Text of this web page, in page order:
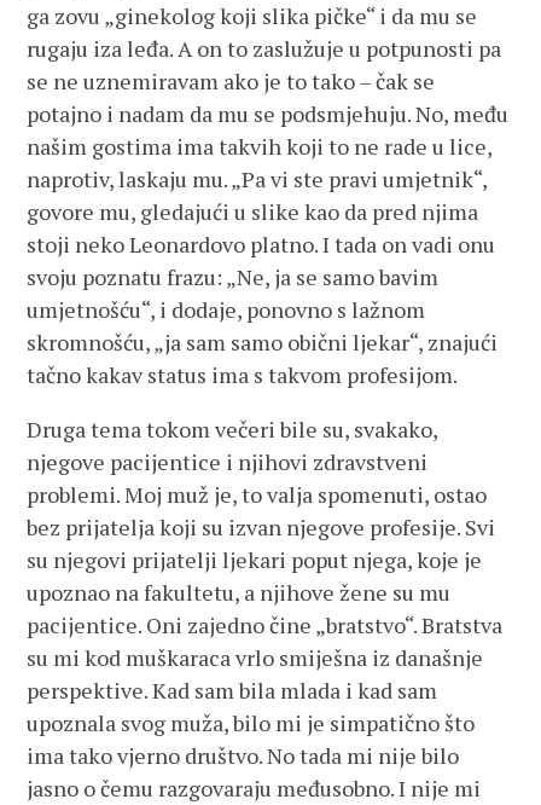
ga zovu „ginekolog koji slika pičke“ i da mu se
rugaju iza leđa. A on to zaslužuje u potpunosti pa
se ne uznemiravam ako je to tako – čak se
potajno i nadam da mu se podsmjehuju. No, među
našim gostima ima takvih koji to ne rade u lice,
naprotiv, laskaju mu. „Pa vi ste pravi umjetnik“,
govore mu, gledajući u slike kao da pred njima
stoji neko Leonardovo platno. I tada on vadi onu
svoju poznatu frazu: „Ne, ja se samo bavim
umjetnošću“, i dodaje, ponovno s lažnom
skromnošću, „ja sam samo obični ljekar“, znajući
tačno kakav status ima s takvom profesijom.
Druga tema tokom večeri bile su, svakako,
njegove pacijentice i njihovi zdravstveni
problemi. Moj muž je, to valja spomenuti, ostao
bez prijatelja koji su izvan njegove profesije. Svi
su njegovi prijatelji ljekari poput njega, koje je
upoznao na fakultetu, a njihove žene su mu
pacijentice. Oni zajedno čine „bratstvo“. Bratstva
su mi kod muškaraca vrlo smiješna iz današnje
perspektive. Kad sam bila mlada i kad sam
upoznala svog muža, bilo mi je simpatično što
ima tako vjerno društvo. No tada mi nije bilo
jasno o čemu razgovaraju međusobno. I nije mi